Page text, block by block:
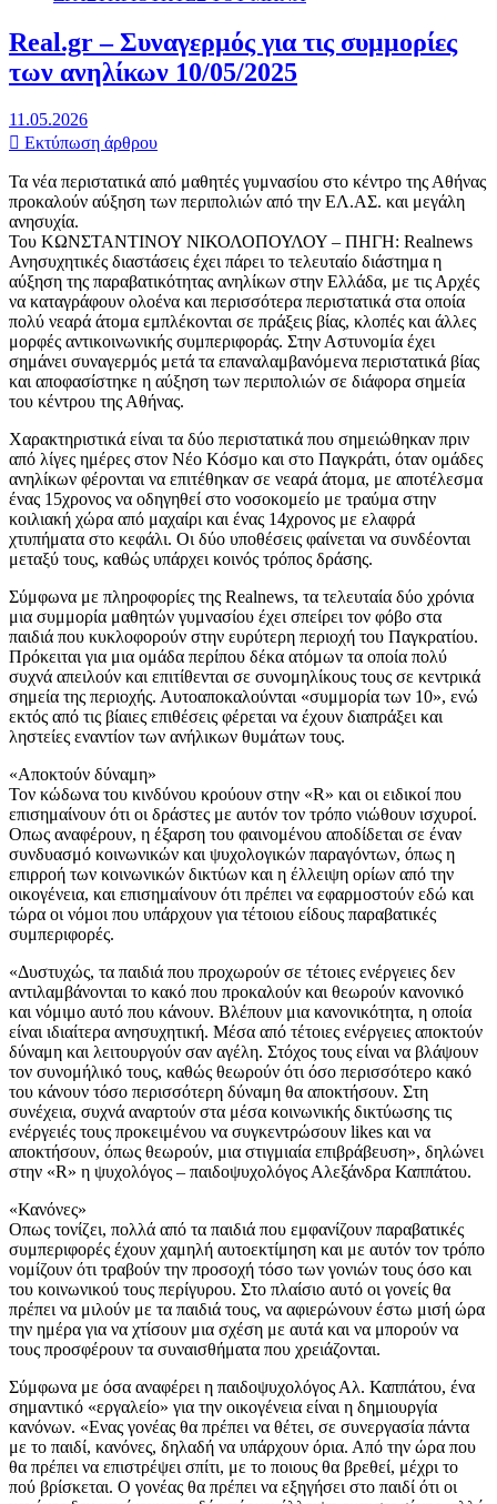
Real.gr – Συναγερμός για τις συμμορίες
των ανηλίκων 10/05/2025
11.05.2026
Εκτύπωση άρθρου
Τα νέα περιστατικά από μαθητές γυμνασίου στο κέντρο της Αθήνας
προκαλούν αύξηση των περιπολιών από την ΕΛ.ΑΣ. και μεγάλη
ανησυχία.
Του ΚΩΝΣΤΑΝΤΙΝΟΥ ΝΙΚΟΛΟΠΟΥΛΟΥ – ΠΗΓΗ: Realnews
Ανησυχητικές διαστάσεις έχει πάρει το τελευταίο διάστημα η
αύξηση της παραβατικότητας ανηλίκων στην Ελλάδα, με τις Αρχές
να καταγράφουν ολοένα και περισσότερα περιστατικά στα οποία
πολύ νεαρά άτομα εμπλέκονται σε πράξεις βίας, κλοπές και άλλες
μορφές αντικοινωνικής συμπεριφοράς. Στην Αστυνομία έχει
σημάνει συναγερμός μετά τα επαναλαμβανόμενα περιστατικά βίας
και αποφασίστηκε η αύξηση των περιπολιών σε διάφορα σημεία
του κέντρου της Αθήνας.
Χαρακτηριστικά είναι τα δύο περιστατικά που σημειώθηκαν πριν
από λίγες ημέρες στον Νέο Κόσμο και στο Παγκράτι, όταν ομάδες
ανηλίκων φέρονται να επιτέθηκαν σε νεαρά άτομα, με αποτέλεσμα
ένας 15χρονος να οδηγηθεί στο νοσοκομείο με τραύμα στην
κοιλιακή χώρα από μαχαίρι και ένας 14χρονος με ελαφρά
χτυπήματα στο κεφάλι. Οι δύο υποθέσεις φαίνεται να συνδέονται
μεταξύ τους, καθώς υπάρχει κοινός τρόπος δράσης.
Σύμφωνα με πληροφορίες της Realnews, τα τελευταία δύο χρόνια
μια συμμορία μαθητών γυμνασίου έχει σπείρει τον φόβο στα
παιδιά που κυκλοφορούν στην ευρύτερη περιοχή του Παγκρατίου.
Πρόκειται για μια ομάδα περίπου δέκα ατόμων τα οποία πολύ
συχνά απειλούν και επιτίθενται σε συνομηλίκους τους σε κεντρικά
σημεία της περιοχής. Αυτοαποκαλούνται «συμμορία των 10», ενώ
εκτός από τις βίαιες επιθέσεις φέρεται να έχουν διαπράξει και
ληστείες εναντίον των ανήλικων θυμάτων τους.
«Αποκτούν δύναμη»
Τον κώδωνα του κινδύνου κρούουν στην «R» και οι ειδικοί που
επισημαίνουν ότι οι δράστες με αυτόν τον τρόπο νιώθουν ισχυροί.
Οπως αναφέρουν, η έξαρση του φαινομένου αποδίδεται σε έναν
συνδυασμό κοινωνικών και ψυχολογικών παραγόντων, όπως η
επιρροή των κοινωνικών δικτύων και η έλλειψη ορίων από την
οικογένεια, και επισημαίνουν ότι πρέπει να εφαρμοστούν εδώ και
τώρα οι νόμοι που υπάρχουν για τέτοιου είδους παραβατικές
συμπεριφορές.
«Δυστυχώς, τα παιδιά που προχωρούν σε τέτοιες ενέργειες δεν
αντιλαμβάνονται το κακό που προκαλούν και θεωρούν κανονικό
και νόμιμο αυτό που κάνουν. Βλέπουν μια κανονικότητα, η οποία
είναι ιδιαίτερα ανησυχητική. Μέσα από τέτοιες ενέργειες αποκτούν
δύναμη και λειτουργούν σαν αγέλη. Στόχος τους είναι να βλάψουν
τον συνομήλικό τους, καθώς θεωρούν ότι όσο περισσότερο κακό
του κάνουν τόσο περισσότερη δύναμη θα αποκτήσουν. Στη
συνέχεια, συχνά αναρτούν στα μέσα κοινωνικής δικτύωσης τις
ενέργειές τους προκειμένου να συγκεντρώσουν likes και να
αποκτήσουν, όπως θεωρούν, μια στιγμιαία επιβράβευση», δηλώνει
στην «R» η ψυχολόγος – παιδοψυχολόγος Αλεξάνδρα Καππάτου.
«Κανόνες»
Οπως τονίζει, πολλά από τα παιδιά που εμφανίζουν παραβατικές
συμπεριφορές έχουν χαμηλή αυτοεκτίμηση και με αυτόν τον τρόπο
νομίζουν ότι τραβούν την προσοχή τόσο των γονιών τους όσο και
του κοινωνικού τους περίγυρου. Στο πλαίσιο αυτό οι γονείς θα
πρέπει να μιλούν με τα παιδιά τους, να αφιερώνουν έστω μισή ώρα
την ημέρα για να χτίσουν μια σχέση με αυτά και να μπορούν να
τους προσφέρουν τα συναισθήματα που χρειάζονται.
Σύμφωνα με όσα αναφέρει η παιδοψυχολόγος Αλ. Καππάτου, ένα
σημαντικό «εργαλείο» για την οικογένεια είναι η δημιουργία
κανόνων. «Ενας γονέας θα πρέπει να θέτει, σε συνεργασία πάντα
με το παιδί, κανόνες, δηλαδή να υπάρχουν όρια. Από την ώρα που
θα πρέπει να επιστρέψει σπίτι, με το ποιους θα βρεθεί, μέχρι το
πού βρίσκεται. Ο γονέας θα πρέπει να εξηγήσει στο παιδί ότι οι